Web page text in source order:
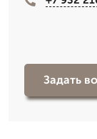
Задать